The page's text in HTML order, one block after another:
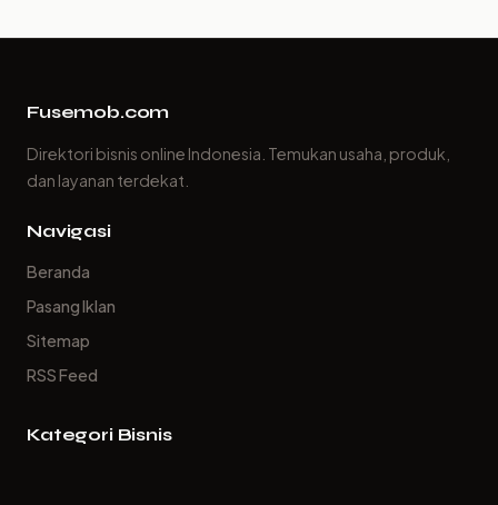
Fusemob.com
Direktori bisnis online Indonesia. Temukan usaha, produk,
dan layanan terdekat.
Navigasi
Beranda
Pasang Iklan
Sitemap
RSS Feed
Kategori Bisnis